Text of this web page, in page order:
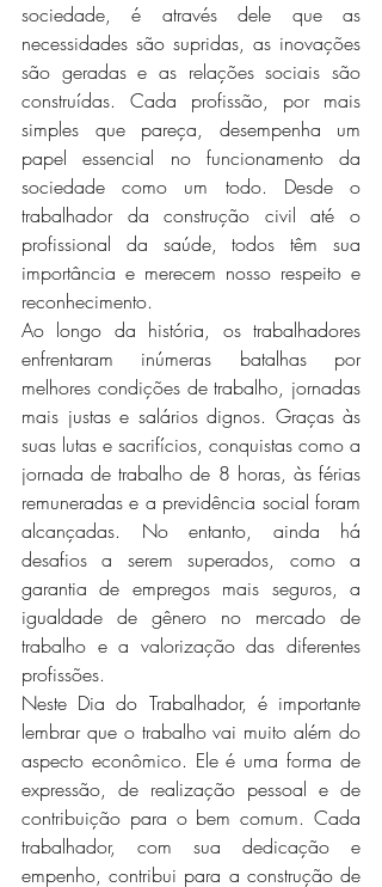
sociedade, é através dele que as
necessidades são supridas, as inovações
são geradas e as relações sociais são
construídas. Cada profissão, por mais
simples que pareça, desempenha um
papel essencial no funcionamento da
sociedade como um todo. Desde o
trabalhador da construção civil até o
profissional da saúde, todos têm sua
importância e merecem nosso respeito e
reconhecimento.
Ao longo da história, os trabalhadores
enfrentaram inúmeras batalhas por
melhores condições de trabalho, jornadas
mais justas e salários dignos. Graças às
suas lutas e sacrifícios, conquistas como a
jornada de trabalho de 8 horas, às férias
remuneradas e a previdência social foram
alcançadas. No entanto, ainda há
desafios a serem superados, como a
garantia de empregos mais seguros, a
igualdade de gênero no mercado de
trabalho e a valorização das diferentes
profissões.
Neste Dia do Trabalhador, é importante
lembrar que o trabalho vai muito além do
aspecto econômico. Ele é uma forma de
expressão, de realização pessoal e de
contribuição para o bem comum. Cada
trabalhador, com sua dedicação e
empenho, contribui para a construção de